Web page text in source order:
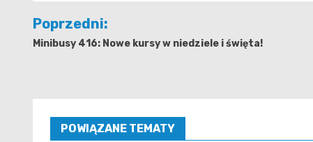
Nawigacja
wpisu
Poprzedni:
Minibusy 416: Nowe kursy w niedziele i święta!
POWIĄZANE TEMATY